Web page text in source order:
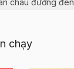
chạy